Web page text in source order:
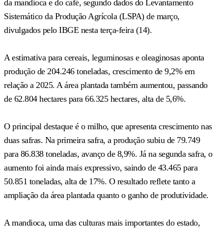
da mandioca e do café, segundo dados do Levantamento
Sistemático da Produção Agrícola (LSPA) de março,
divulgados pelo IBGE nesta terça-feira (14).
A estimativa para cereais, leguminosas e oleaginosas aponta
produção de 204.246 toneladas, crescimento de 9,2% em
relação a 2025. A área plantada também aumentou, passando
de 62.804 hectares para 66.325 hectares, alta de 5,6%.
O principal destaque é o milho, que apresenta crescimento nas
duas safras. Na primeira safra, a produção subiu de 79.749
para 86.838 toneladas, avanço de 8,9%. Já na segunda safra, o
aumento foi ainda mais expressivo, saindo de 43.465 para
50.851 toneladas, alta de 17%. O resultado reflete tanto a
ampliação da área plantada quanto o ganho de produtividade.
A mandioca, uma das culturas mais importantes do estado,